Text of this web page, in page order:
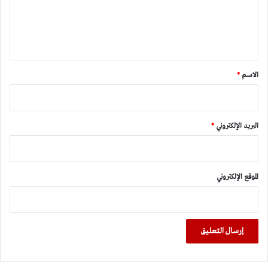
*
الاسم *
البريد الإلكتروني *
الموقع الإلكتروني